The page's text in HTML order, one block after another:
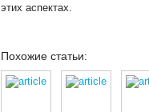
этих аспектах.
Похожие статьи: